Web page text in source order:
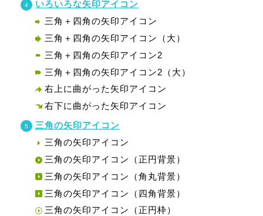
いろいろな矢印アイコン
三角＋四角の矢印アイコン
三角＋四角の矢印アイコン（大）
三角＋四角の矢印アイコン2
三角＋四角の矢印アイコン2（大）
右上に曲がった矢印アイコン
右下に曲がった矢印アイコン
三角の矢印アイコン
三角の矢印アイコン
三角の矢印アイコン（正円背景）
三角の矢印アイコン（角丸背景）
三角の矢印アイコン（四角背景）
三角の矢印アイコン（正円枠）